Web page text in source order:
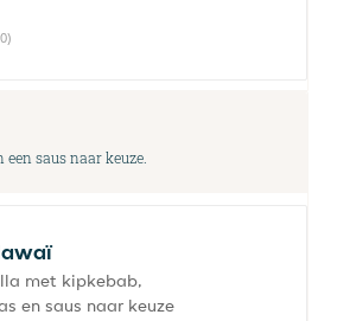
saus naar keuze.
met kipkebab,
en saus naar keuze